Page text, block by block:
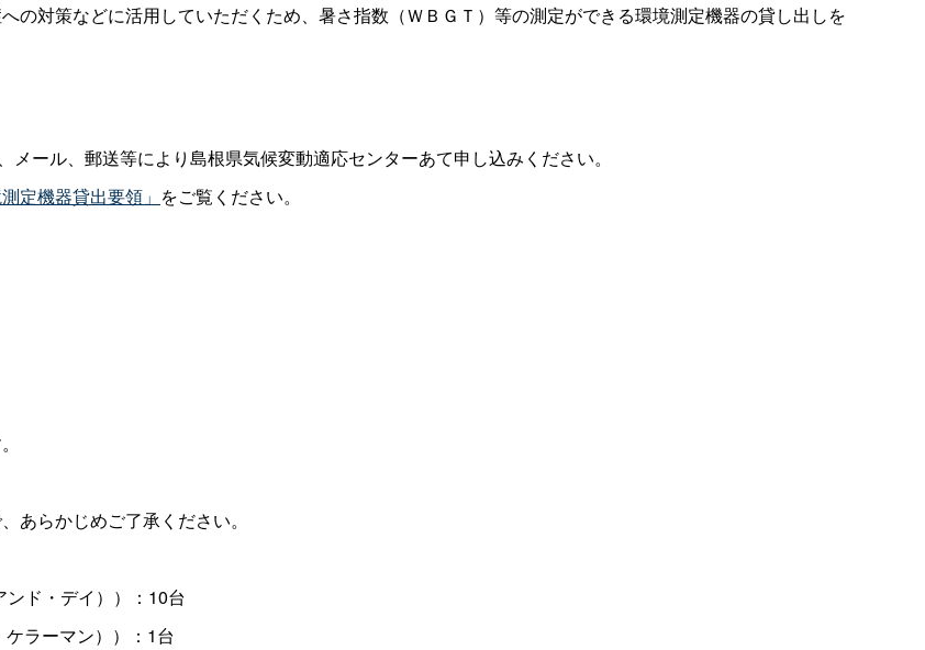
の対策などに活用していただくため、暑さ指数（ＷＢＧＴ）等の測定ができる環境測定機器の貸し出しを
メール、郵送等により島根県気候変動適応センターあて申し込みください。
定機器貸出要領」 をご覧ください。
あらかじめご了承ください。
ド・デイ））：10台
ラーマン））：1台